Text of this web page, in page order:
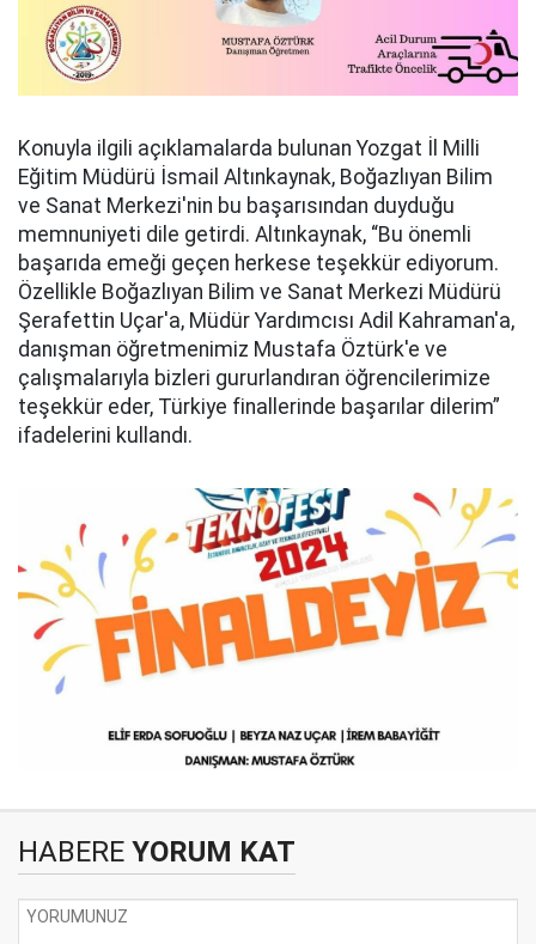
Konuyla ilgili açıklamalarda bulunan Yozgat İl Milli
Eğitim Müdürü İsmail Altınkaynak, Boğazlıyan Bilim
ve Sanat Merkezi'nin bu başarısından duyduğu
memnuniyeti dile getirdi. Altınkaynak, “Bu önemli
başarıda emeği geçen herkese teşekkür ediyorum.
Özellikle Boğazlıyan Bilim ve Sanat Merkezi Müdürü
Şerafettin Uçar'a, Müdür Yardımcısı Adil Kahraman'a,
danışman öğretmenimiz Mustafa Öztürk'e ve
çalışmalarıyla bizleri gururlandıran öğrencilerimize
teşekkür eder, Türkiye finallerinde başarılar dilerim”
ifadelerini kullandı.
HABERE YORUM KAT